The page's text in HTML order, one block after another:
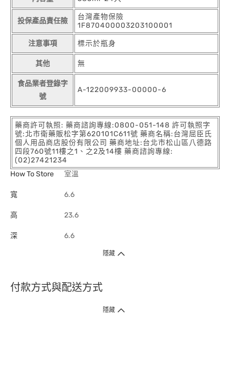
投保產品責任險
台灣產物保險
1F870400003203100001
注意事項 標示於瓶身
其他 無
食品業者登錄字
號
A-122009933-00000-6
藥商許可執照: 藥商諮詢專線:0800-051-148 許可執照字
號:北市衛藥販松字第620101C611號 藥商名稱:台灣屈臣氏
個人用品商店股份有限公司 藥商地址:台北市松山區八德路
四段760號11樓之1、之2及14樓 藥商諮詢專線:
(02)27421234
How To Store
室溫
寬 6.6
高 23.6
深 6.6
隱藏
付款方式與配送方式
隱藏